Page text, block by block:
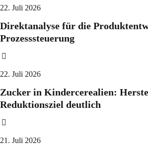
22. Juli 2026
Direktanalyse für die
Prozesssteuerung
22. Juli 2026
Zucker in Kindercerealien:
Reduktionsziel deutlich
21. Juli 2026